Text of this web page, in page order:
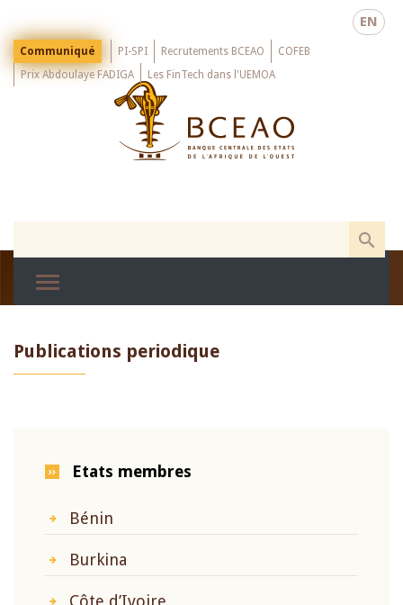
main
EN
Menu
Top
Communiqué PI-SPI Recrutements BCEAO
COFEB
Prix Abdoulaye FADIGA
Les FinTech dans l'UEMOA
Publications periodique
Etats membres
Bénin
Burkina
Côte d’Ivoire